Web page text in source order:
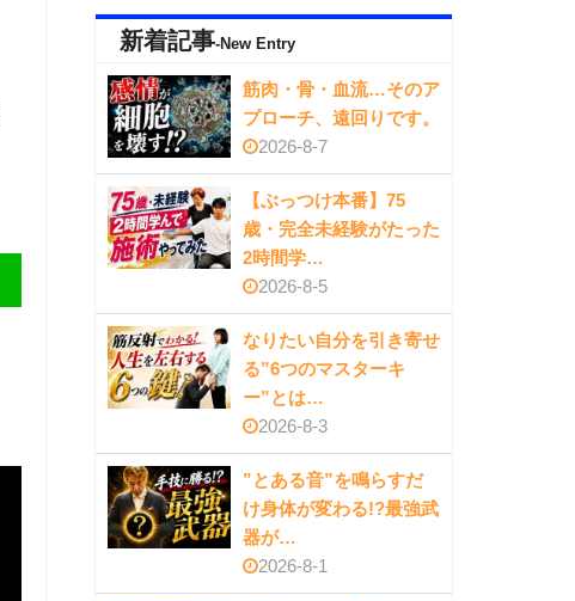
新着記事-New Entry
筋肉・骨・血流…そのア
プローチ、遠回りです。
2026-8-7
【ぶっつけ本番】75
歳・完全未経験がたった
2時間学…
2026-8-5
なりたい自分を引き寄せ
る”6つのマスターキ
ー”とは…
2026-8-3
”とある音”を鳴らすだ
け身体が変わる!?最強武
器が…
2026-8-1